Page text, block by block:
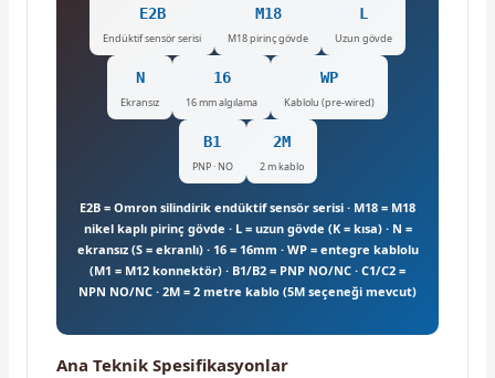
E2B
Endüktif sensör serisi
M18
M18 pirinç gövde
L
Uzun gövde
N
Ekransız
16
16 mm algılama
WP
Kablolu (pre-wired)
B1
PNP · NO
2M
2 m kablo
E2B = Omron silindirik endüktif sensör serisi · M18 = M18
nikel kaplı pirinç gövde · L = uzun gövde (K = kısa) · N =
ekransız (S = ekranlı) · 16 = 16mm · WP = entegre kablolu
(M1 = M12 konnektör) · B1/B2 = PNP NO/NC · C1/C2 =
NPN NO/NC · 2M = 2 metre kablo (5M seçeneği mevcut)
Ana Teknik Spesifikasyonlar